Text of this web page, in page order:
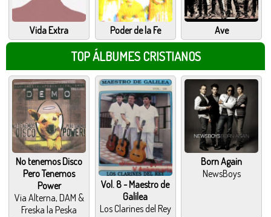
Vida Extra Poder de la Fe Ave
TOP ÁLBUMES CRISTIANOS
No tenemos Disco
Pero Tenemos
Power
Via Alterna, DAM &
Freska la Peska
Vol. 8 - Maestro de
Galilea
Los Clarines del Rey
Born Again
NewsBoys